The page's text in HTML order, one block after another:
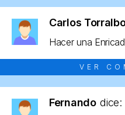
Carlos
Hacer una
VER
Fernando dice: